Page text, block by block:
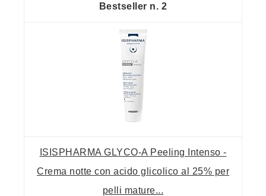
2
ISISPHARMA GLYCO-A Peeling Intenso -
Crema notte con acido glicolico al 25% per
pelli mature...